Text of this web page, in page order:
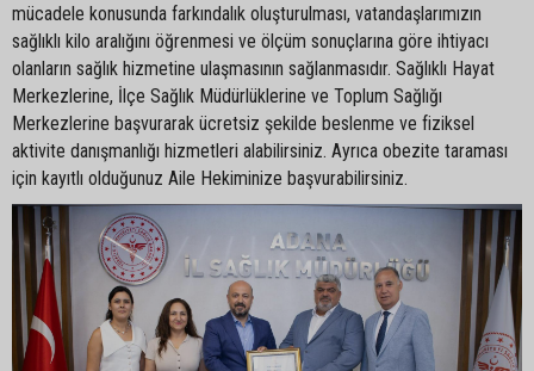
mücadele konusunda farkındalık oluşturulması, vatandaşlarımızın
sağlıklı kilo aralığını öğrenmesi ve ölçüm sonuçlarına göre ihtiyacı
olanların sağlık hizmetine ulaşmasının sağlanmasıdır. Sağlıklı Hayat
Merkezlerine, İlçe Sağlık Müdürlüklerine ve Toplum Sağlığı
Merkezlerine başvurarak ücretsiz şekilde beslenme ve fiziksel
aktivite danışmanlığı hizmetleri alabilirsiniz. Ayrıca obezite taraması
için kayıtlı olduğunuz Aile Hekiminize başvurabilirsiniz.